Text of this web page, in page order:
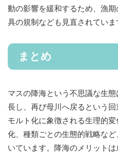
動の影響を緩和するため、漁
具の規制なども見直されていま
まとめ
マスの降海という不思議な生
長し、再び母川へ戻るという
モルト化に象徴される生理的
化、種類ごとの生態的戦略な
いています。降海のメリット